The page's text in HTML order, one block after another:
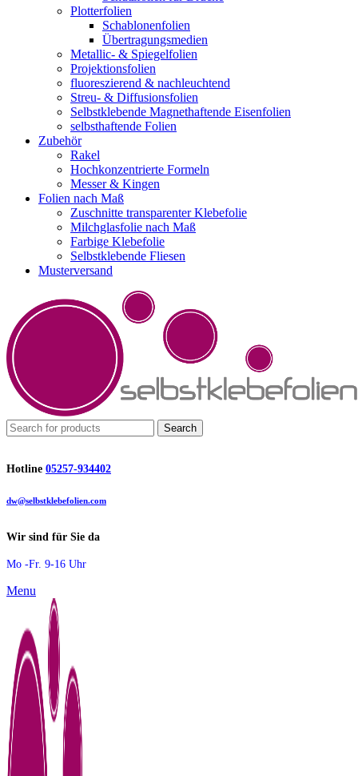
Plotterfolien
Schablonenfolien
Übertragungsmedien
Metallic- & Spiegelfolien
Projektionsfolien
fluoreszierend & nachleuchtend
Streu- & Diffusionsfolien
Selbstklebende Magnethaftende Eisenfolien
selbsthaftende Folien
Zubehör
Rakel
Hochkonzentrierte Formeln
Messer & Kingen
Folien nach Maß
Zuschnitte transparenter Klebefolie
Milchglasfolie nach Maß
Farbige Klebefolie
Selbstklebende Fliesen
Musterversand
Search
Hotline 05257-934402
dw@selbstklebefolien.com
Wir sind für Sie da
Mo -Fr. 9-16 Uhr
Menu